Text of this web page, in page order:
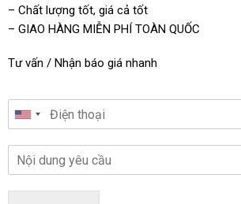
– Chất lượng tốt, giá cả tốt
– GIAO HÀNG MIỄN PHÍ TOÀN QUỐC
Tư vấn / Nhận báo giá nhanh